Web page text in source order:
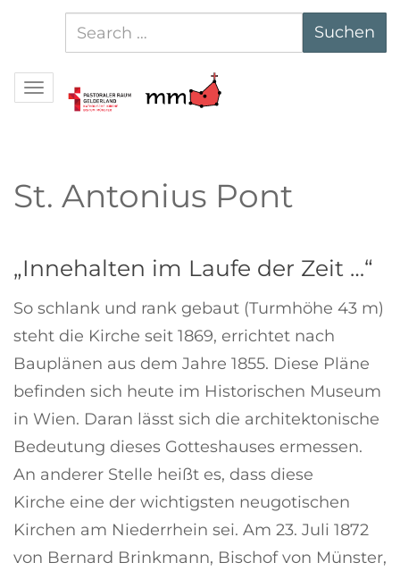
nach:
Suchen
Navigation
St. Antonius Pont
„Innehalten im Laufe der Zeit …“
So schlank und rank gebaut (Turmhöhe 43 m)
steht die Kirche seit 1869, errichtet nach
Bauplänen aus dem Jahre 1855. Diese Pläne
befinden sich heute im Historischen Museum
in Wien. Daran lässt sich die architektonische
Bedeutung dieses Gotteshauses ermessen.
An anderer Stelle heißt es, dass diese
Kirche eine der wichtigsten neugotischen
Kirchen am Niederrhein sei. Am 23. Juli 1872
von Bernard Brinkmann, Bischof von Münster,